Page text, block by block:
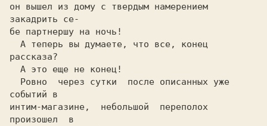
он вышел из дому с твердым намерением
закадрить се-
бе партнершу на ночь!
рассказа?
событий в
интим-магазине,  небольшой  переполох
произошел  в